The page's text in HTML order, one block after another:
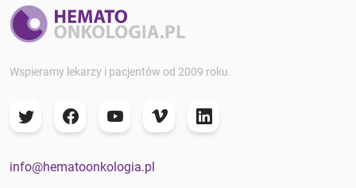
Wspieramy lekarzy i pacjentów od 2009 roku.
info@hematoonkologia.pl